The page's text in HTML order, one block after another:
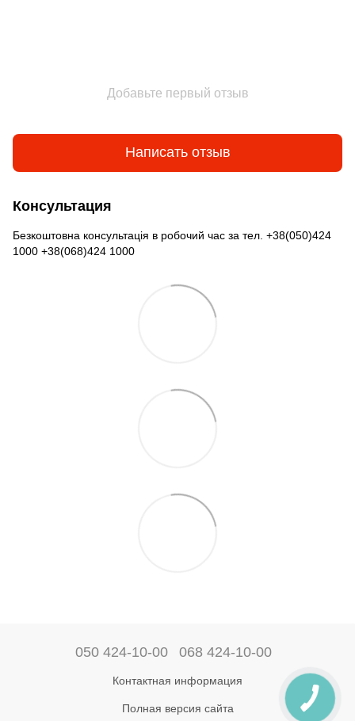
Добавьте первый отзыв
Написать отзыв
Консультация
Безкоштовна консультація в робочий час за тел. +38(050)424
1000 +38(068)424 1000
050 424-10-00 068 424-10-00
Контактная информация
Полная версия сайта